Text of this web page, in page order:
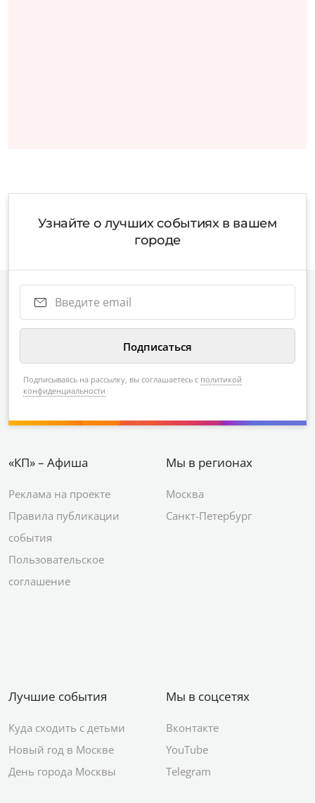
Узнайте о лучших событиях в вашем
городе
Подписываясь на рассылку, вы соглашаетесь с политикой
конфиденциальности
«КП» – Афиша
Реклама на проекте
Правила публикации
события
Пользовательское
соглашение
Мы в регионах
Москва
Санкт-Петербург
Лучшие события
Куда сходить с детьми
Новый год в Москве
День города Москвы
Мы в соцсетях
Вконтакте
YouTube
Telegram